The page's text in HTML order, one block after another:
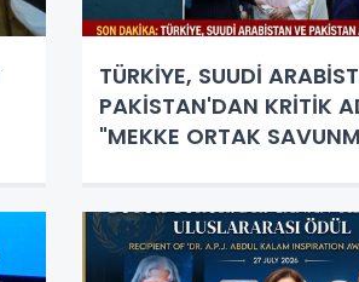
TÜRKİYE, SUUDİ
PAKİSTAN'DAN KRİTİK
"MEKKE ORTAK